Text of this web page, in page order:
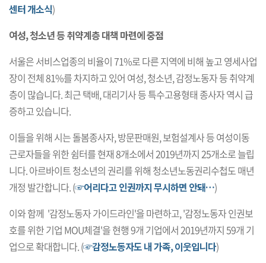
센터 개소식)
여성, 청소년 등 취약계층 대책 마련에 중점
서울은 서비스업종의 비율이 71%로 다른 지역에 비해 높고 영세사업
장이 전체 81%를 차지하고 있어 여성, 청소년, 감정노동자 등 취약계
층이 많습니다. 최근 택배, 대리기사 등 특수고용형태 종사자 역시 급
증하고 있습니다.
이들을 위해 시는 돌봄종사자, 방문판매원, 보험설계사 등 여성이동
근로자들을 위한 쉼터를 현재 8개소에서 2019년까지 25개소로 늘립
니다. 아르바이트 청소년의 권리를 위해 청소년노동권리수첩도 매년
개정 발간합니다. (☞어리다고 인권까지 무시하면 안돼…)
이와 함께 '감정노동자 가이드라인'을 마련하고, '감정노동자 인권보
호를 위한 기업 MOU체결'을 현행 9개 기업에서 2019년까지 59개 기
업으로 확대합니다. (☞감정노동자도 내 가족, 이웃입니다)